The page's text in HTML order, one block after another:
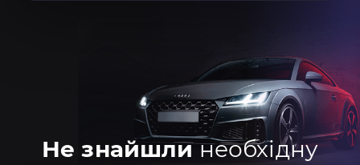
Не знайшлинеобхідну